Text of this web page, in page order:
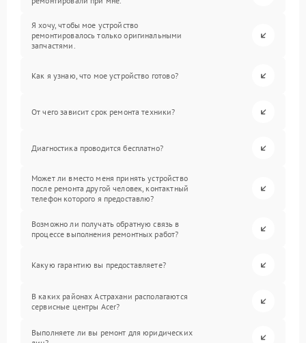
Я хочу, чтобы мое устройство
ремонтировалось только оригинальными
запчастями.
Как я узнаю, что мое устройство готово?
От чего зависит срок ремонта техники?
Диагностика проводится бесплатно?
Может ли вместо меня принять устройство
после ремонта другой человек, контактный
телефон которого я предоставлю?
Возможно ли получать обратную связь в
процессе выполнения ремонтных работ?
Какую гарантию вы предоставляете?
В каких районах Астрахани располагаются
сервисные центры Acer?
Выполняете ли вы ремонт для юридических